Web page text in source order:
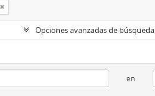
Opciones avanzadas de búsqueda
en